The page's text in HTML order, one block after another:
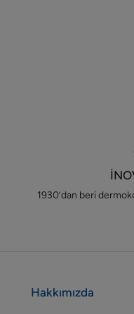
1930’dan beri
Hakkımızda